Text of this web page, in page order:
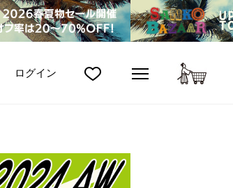
ログイン